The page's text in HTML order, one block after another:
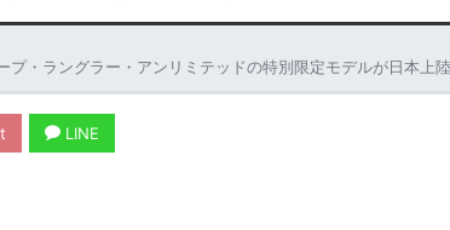
・ラングラー・アンリミテッドの特別限定モデルが日本上陸
LINE